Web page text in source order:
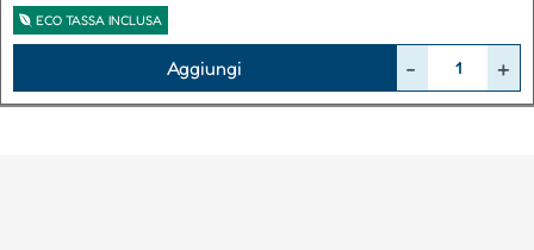
ECO TASSA INCLUSA
Aggiungi